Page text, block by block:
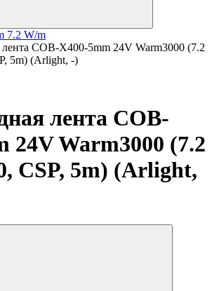
7.2 W/m
COB-X400-5mm 24V Warm3000 (7.2
5m) (Arlight, -)
лента COB-
24V Warm3000 (7.2
CSP, 5m) (Arlight,